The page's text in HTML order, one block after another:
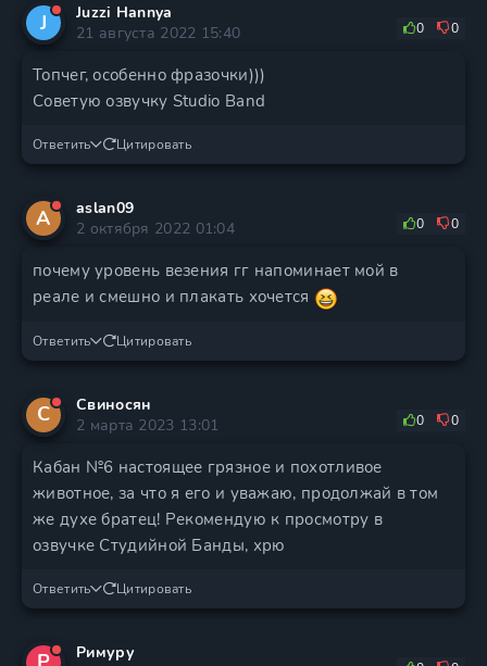
J
Juzzi Hannya
21 августа 2022 15:40
0 0
Топчег, особенно фразочки)))
Советую озвучку Studio Band
Ответить Цитировать
A
aslan09
2 октября 2022 01:04
0 0
почему уровень везения гг напоминает мой в
реале и смешно и плакать хочется
Ответить Цитировать
С
Свиносян
2 марта 2023 13:01
0 0
Кабан №6 настоящее грязное и похотливое
животное, за что я его и уважаю, продолжай в том
же духе братец! Рекомендую к просмотру в
озвучке Студийной Банды, хрю
Ответить Цитировать
Римуру